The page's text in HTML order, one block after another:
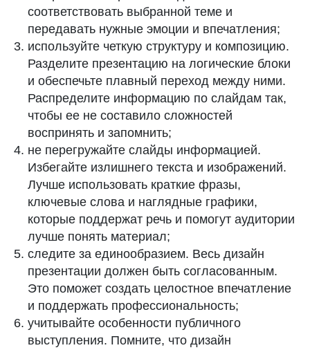
соответствовать выбранной теме и
передавать нужные эмоции и впечатления;
используйте четкую структуру и композицию.
Разделите презентацию на логические блоки
и обеспечьте плавный переход между ними.
Распределите информацию по слайдам так,
чтобы ее не составило сложностей
воспринять и запомнить;
не перегружайте слайды информацией.
Избегайте излишнего текста и изображений.
Лучше использовать краткие фразы,
ключевые слова и наглядные графики,
которые поддержат речь и помогут аудитории
лучше понять материал;
следите за единообразием. Весь дизайн
презентации должен быть согласованным.
Это поможет создать целостное впечатление
и поддержать профессиональность;
учитывайте особенности публичного
выступления. Помните, что дизайн